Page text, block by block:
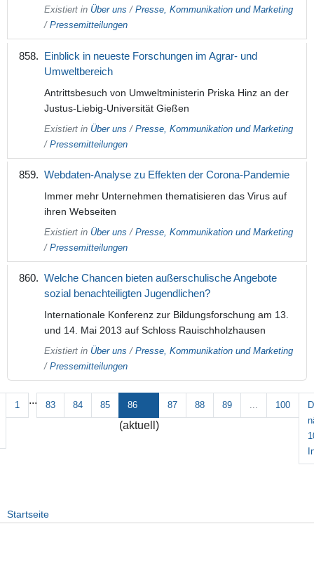
Existiert in Über uns / Presse, Kommunikation und Marketing
/ Pressemitteilungen
Einblick in neueste Forschungen im Agrar- und
Umweltbereich
Antrittsbesuch von Umweltministerin Priska Hinz an der
Justus-Liebig-Universität Gießen
Existiert in Über uns / Presse, Kommunikation und Marketing
/ Pressemitteilungen
Webdaten-Analyse zu Effekten der Corona-Pandemie
Immer mehr Unternehmen thematisieren das Virus auf
ihren Webseiten
Existiert in Über uns / Presse, Kommunikation und Marketing
/ Pressemitteilungen
Welche Chancen bieten außerschulische Angebote
sozial benachteiligten Jugendlichen?
Internationale Konferenz zur Bildungsforschung am 13.
und 14. Mai 2013 auf Schloss Rauischholzhausen
Existiert in Über uns / Presse, Kommunikation und Marketing
/ Pressemitteilungen
1 ... 83 84 85 86
(aktuell)
87 88 89 ... 100
Startseite